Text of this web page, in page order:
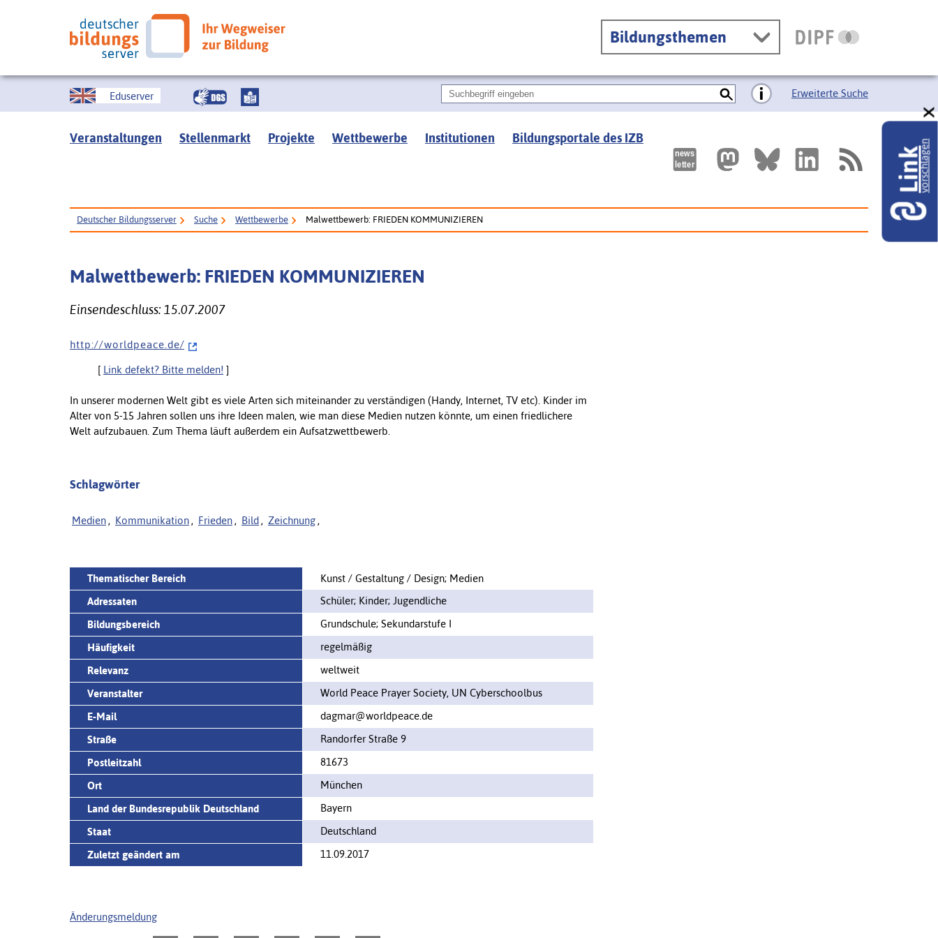
Bildungsthemen
Eduserver Erweiterte Suche
Veranstaltungen Stellenmarkt Projekte Wettbewerbe Institutionen Bildungsportale des IZB
Deutscher Bildungsserver Suche Wettbewerbe Malwettbewerb: FRIEDEN KOMMUNIZIEREN
Malwettbewerb: FRIEDEN KOMMUNIZIEREN
Einsendeschluss: 15.07.2007
h t t p : / / w o r l d p e a c e . d e /
[ Link defekt? Bitte melden! ]
In unserer modernen Welt gibt es viele Arten sich miteinander zu verständigen (Handy, Internet, TV etc). Kinder im
Alter von 5-15 Jahren sollen uns ihre Ideen malen, wie man diese Medien nutzen könnte, um einen friedlichere
Welt aufzubauen. Zum Thema läuft außerdem ein Aufsatzwettbewerb.
Schlagwörter
Medien , Kommunikation , Frieden , Bild , Zeichnung ,
Thematischer Bereich
Kunst / Gestaltung / Design; Medien
Adressaten
Schüler; Kinder; Jugendliche
Bildungsbereich
Grundschule; Sekundarstufe I
Häufigkeit
regelmäßig
Relevanz
weltweit
Veranstalter
World Peace Prayer Society, UN Cyberschoolbus
E-Mail
dagmar@worldpeace.de
Straße
Randorfer Straße 9
Postleitzahl
81673
Ort
München
Land der Bundesrepublik Deutschland
Bayern
Staat
Deutschland
Zuletzt geändert am
11.09.2017
Änderungsmeldung
Linkvorschlagen